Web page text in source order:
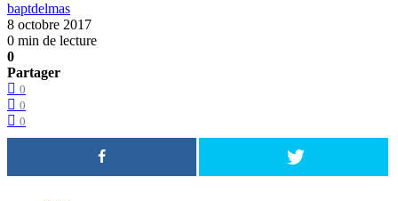
baptdelmas
8 octobre 2017
0 min de lecture
0
Partager
0
0
0